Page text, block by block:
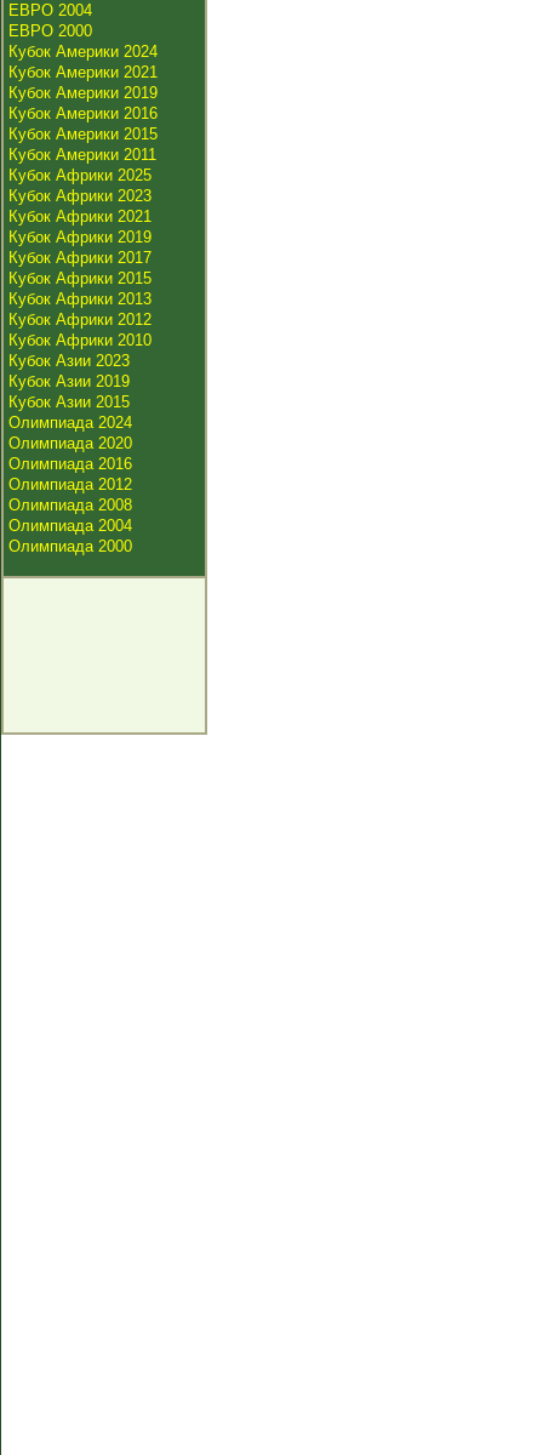
ЕВРО 2004
ЕВРО 2000
Кубок Америки 2024
Кубок Америки 2021
Кубок Америки 2019
Кубок Америки 2016
Кубок Америки 2015
Кубок Америки 2011
Кубок Африки 2025
Кубок Африки 2023
Кубок Африки 2021
Кубок Африки 2019
Кубок Африки 2017
Кубок Африки 2015
Кубок Африки 2013
Кубок Африки 2012
Кубок Африки 2010
Кубок Азии 2023
Кубок Азии 2019
Кубок Азии 2015
Олимпиада 2024
Олимпиада 2020
Олимпиада 2016
Олимпиада 2012
Олимпиада 2008
Олимпиада 2004
Олимпиада 2000